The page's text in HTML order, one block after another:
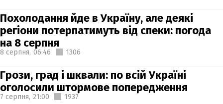
Похолодання йде в Україну, але деякі
регіони потерпатимуть від спеки: погода
на 8 серпня
8 серпня, 06:46 1306
Грози, град і шквали: по всій Україні
оголосили штормове попередження
7 серпня, 21:00 1937